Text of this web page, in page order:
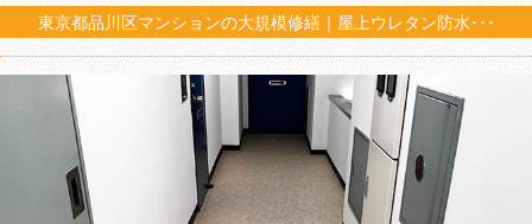
東京都品川区マンションの大規模修繕｜屋上ウレタン防水･･･